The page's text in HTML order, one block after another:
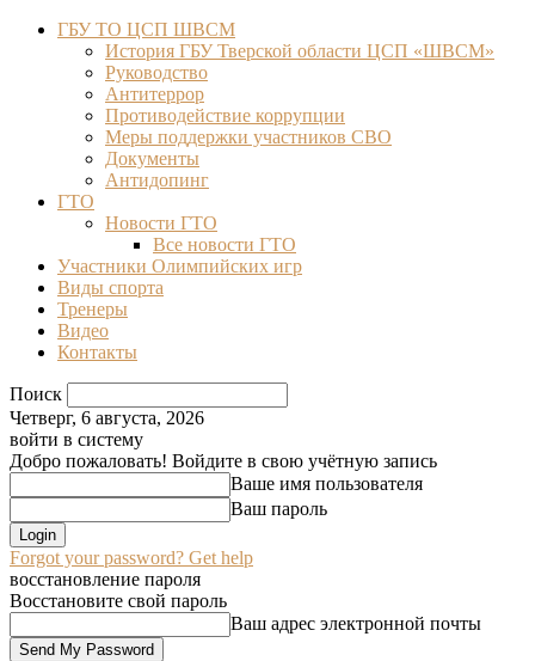
ГБУ ТО ЦСП ШВСМ
История ГБУ Тверской области ЦСП «ШВСМ»
Руководство
Антитеррор
Противодействие коррупции
Меры поддержки участников СВО
Документы
Антидопинг
ГТО
Новости ГТО
Все новости ГТО
Участники Олимпийских игр
Виды спорта
Тренеры
Видео
Контакты
Поиск
Четверг, 6 августа, 2026
войти в систему
Добро пожаловать! Войдите в свою учётную запись
Ваше имя пользователя
Ваш пароль
Forgot your password? Get help
восстановление пароля
Восстановите свой пароль
Ваш адрес электронной почты